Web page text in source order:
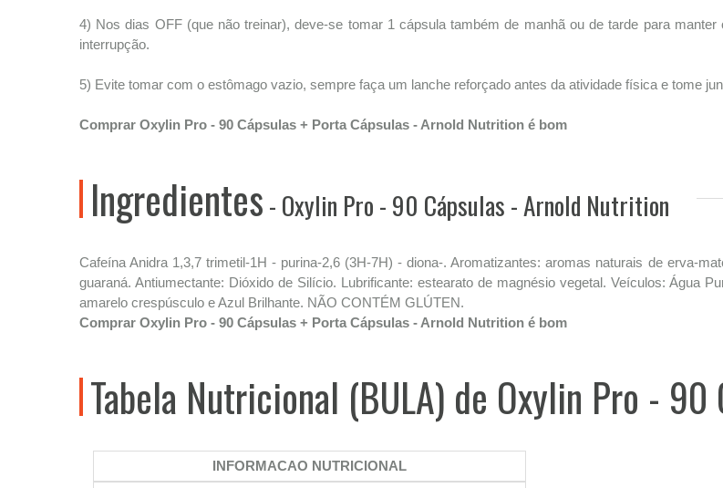
4) Nos dias OFF (que não treinar), deve-se tomar 1 cápsula também de manhã ou de tarde para
interrupção.
5) Evite tomar com o estômago vazio, sempre faça um lanche reforçado antes da atividade física e tome
Comprar Oxylin Pro - 90 Cápsulas + Porta Cápsulas - Arnold Nutrition é bom
Ingredientes- Oxylin Pro - 90 Cápsulas - Arnold Nutrition
Cafeína Anidra 1,3,7 trimetil-1H - purina-2,6 (3H-7H) - diona-. Aromatizantes: aromas naturais de erva-
guaraná. Antiumectante: Dióxido de Silício. Lubrificante: estearato de magnésio vegetal. Veículos: Água
amarelo crespúsculo e Azul Brilhante. NÃO CONTÉM GLÚTEN.
Comprar Oxylin Pro - 90 Cápsulas + Porta Cápsulas - Arnold Nutrition é bom
Tabela Nutricional (BULA) de Oxylin Pro -
INFORMACAO NUTRICIONAL